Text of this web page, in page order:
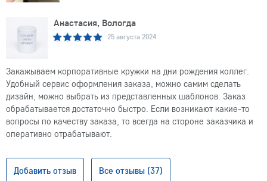
Анастасия, Вологда
25 августа 2024
Закажываем корпоративные кружки на дни рождения коллег.
Удобный сервис оформления заказа, можно самим сделать
дизайн, можно выбрать из представленных шаблонов. Заказ
обрабатывается достаточно быстро. Если возникают какие-то
вопросы по качеству заказа, то всегда на стороне заказчика и
оперативно отрабатывают.
Добавить отзыв Все отзывы (37)